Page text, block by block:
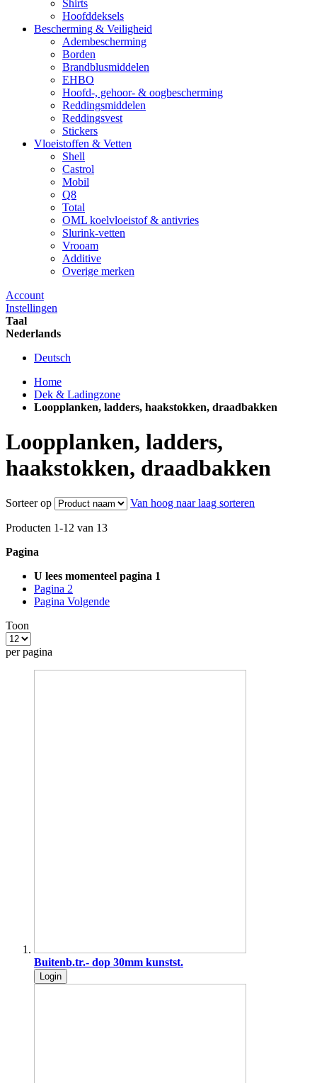
Shirts
Hoofddeksels
Bescherming & Veiligheid
Adembescherming
Borden
Brandblusmiddelen
EHBO
Hoofd-, gehoor- & oogbescherming
Reddingsmiddelen
Reddingsvest
Stickers
Vloeistoffen & Vetten
Shell
Castrol
Mobil
Q8
Total
OML koelvloeistof & antivries
Slurink-vetten
Vrooam
Additive
Overige merken
Account
Instellingen
Taal
Nederlands
Deutsch
Home
Dek & Ladingzone
Loopplanken, ladders, haakstokken, draadbakken
Loopplanken, ladders,
haakstokken, draadbakken
Sorteer op Van hoog naar laag sorteren
Producten 1-12 van 13
Pagina
U lees momenteel pagina 1
Pagina 2
Pagina Volgende
Toon
per pagina
Buitenb.tr.- dop 30mm kunstst.
Login